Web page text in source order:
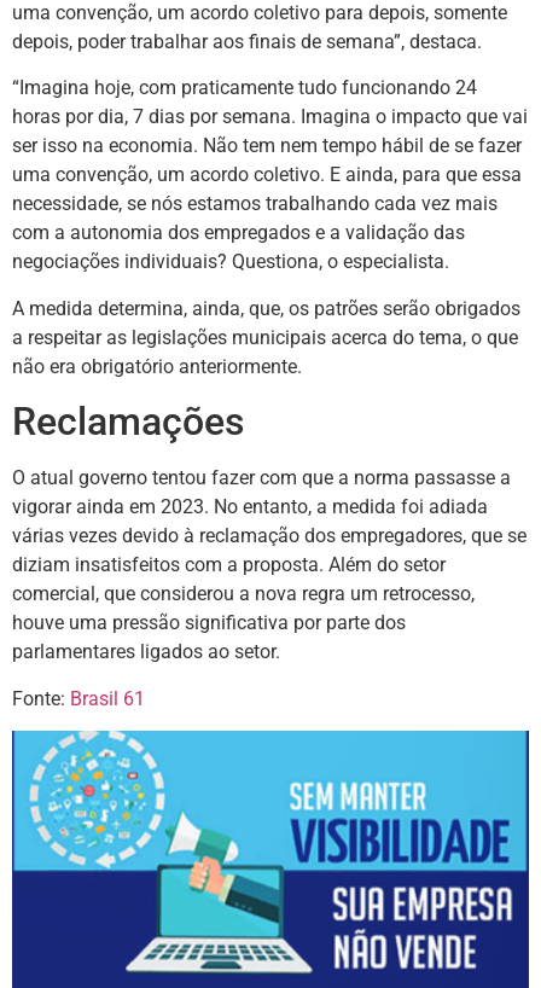
uma convenção, um acordo coletivo para depois, somente
depois, poder trabalhar aos finais de semana”, destaca.
“Imagina hoje, com praticamente tudo funcionando 24
horas por dia, 7 dias por semana. Imagina o impacto que vai
ser isso na economia. Não tem nem tempo hábil de se fazer
uma convenção, um acordo coletivo. E ainda, para que essa
necessidade, se nós estamos trabalhando cada vez mais
com a autonomia dos empregados e a validação das
negociações individuais? Questiona, o especialista.
A medida determina, ainda, que, os patrões serão obrigados
a respeitar as legislações municipais acerca do tema, o que
não era obrigatório anteriormente.
Reclamações
O atual governo tentou fazer com que a norma passasse a
vigorar ainda em 2023. No entanto, a medida foi adiada
várias vezes devido à reclamação dos empregadores, que se
diziam insatisfeitos com a proposta. Além do setor
comercial, que considerou a nova regra um retrocesso,
houve uma pressão significativa por parte dos
parlamentares ligados ao setor.
Fonte: Brasil 61